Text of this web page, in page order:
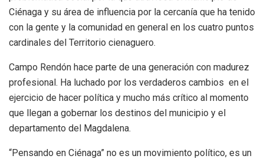
Ciénaga y su área de influencia por la cercanía que ha tenido
con la gente y la comunidad en general en los cuatro puntos
cardinales del Territorio cienaguero.
Campo Rendón hace parte de una generación con madurez
profesional. Ha luchado por los verdaderos cambios en el
ejercicio de hacer política y mucho más crítico al momento
que llegan a gobernar los destinos del municipio y el
departamento del Magdalena.
“Pensando en Ciénaga” no es un movimiento político, es un